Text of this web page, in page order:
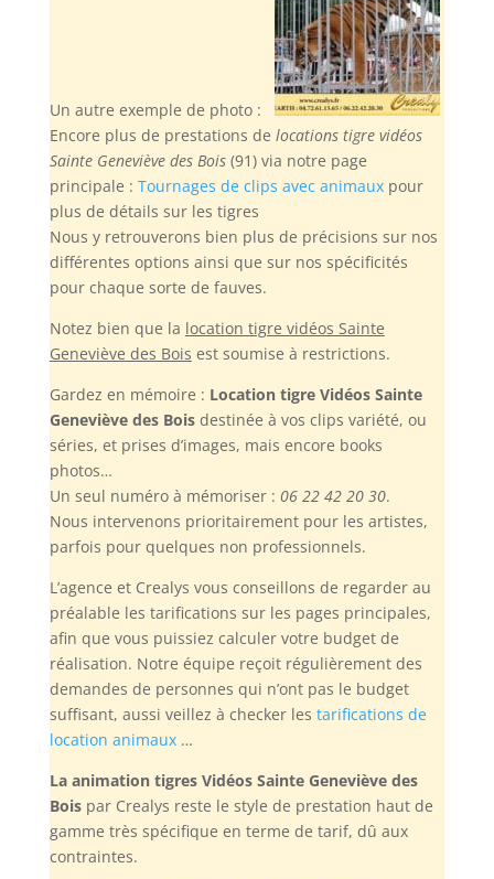
Un autre exemple de photo :
Encore plus de prestations de locations tigre vidéos
Sainte Geneviève des Bois(91) via notre page
principale : Tournages de clips avec animauxpour
plus de détails sur les tigres
Nous y retrouverons bien plus de précisions sur nos
différentes options ainsi que sur nos spécificités
pour chaque sorte de fauves.
Notez bien que la location tigre vidéos Sainte
Geneviève des Bois est soumise à restrictions.
Gardez en mémoire : Location tigre Vidéos Sainte
Geneviève des Boisdestinée à vos clips variété, ou
séries, et prises d’images, mais encore books
photos…
Un seul numéro à mémoriser : 06 22 42 20 30.
Nous intervenons prioritairement pour les artistes,
parfois pour quelques non professionnels.
L’agence et Crealys vous conseillons de regarder au
préalable les tarifications sur les pages principales,
afin que vous puissiez calculer votre budget de
réalisation. Notre équipe reçoit régulièrement des
demandes de personnes qui n’ont pas le budget
suffisant, aussi veillez à checker les tarifications de
location animaux…
La animation tigres Vidéos Sainte Geneviève des
Boispar Crealys reste le style de prestation haut de
gamme très spécifique en terme de tarif, dû aux
contraintes.